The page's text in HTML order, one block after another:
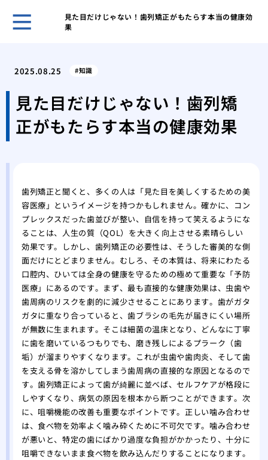
見た目だけじゃない！歯列矯正がもたらす本当の健康効
果
注
2025.08.25 知識
見た目だけじゃない！歯列矯
正がもたらす本当の健康効果
歯列矯正と聞くと、多くの人は「見た目を美しくするための美
容医療」というイメージを持つかもしれません。確かに、コン
プレックスだった歯並びが整い、自信を持って笑えるようにな
ることは、人生の質（QOL）を大きく向上させる素晴らしい
効果です。しかし、歯列矯正の必要性は、そうした審美的な側
面だけにとどまりません。むしろ、その本質は、将来にわたる
口腔内、ひいては全身の健康を守るための極めて重要な「予防
医療」にあるのです。まず、最も直接的な健康効果は、虫歯や
歯周病のリスクを劇的に減少させることにあります。歯がガタ
ガタに重なり合っていると、歯ブラシの毛先が届きにくい場所
が無数に生まれます。そこは細菌の温床となり、どんなに丁寧
に歯を磨いているつもりでも、磨き残しによるプラーク（歯
垢）が溜まりやすくなります。これが虫歯や歯肉炎、そして歯
を支える骨を溶かしてしまう歯周病の直接的な原因となるので
す。歯列矯正によって歯が綺麗に並べば、セルフケアが格段に
しやすくなり、病気の原因を根本から断つことができます。次
に、咀嚼機能の改善も重要なポイントです。正しい噛み合わせ
は、食べ物を効率よく噛み砕くために不可欠です。噛み合わせ
が悪いと、特定の歯にばかり過度な負担がかかったり、十分に
咀嚼できないまま食べ物を飲み込んだりすることになります。